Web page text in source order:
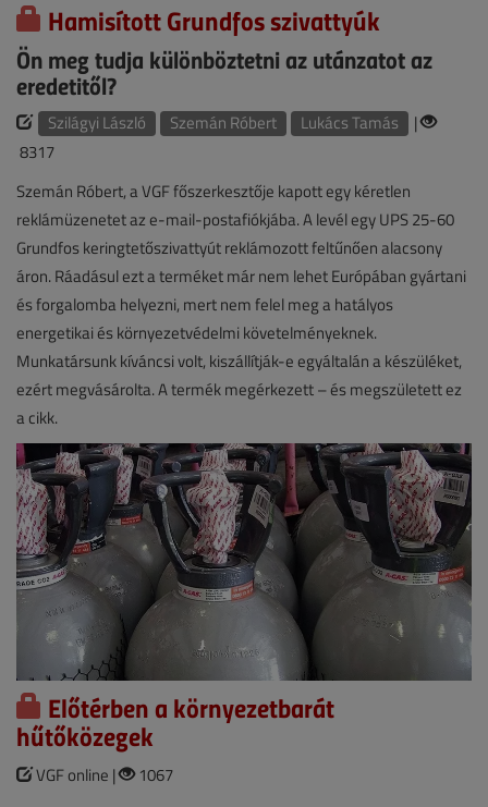
Hamisított Grundfos szivattyúk
Ön meg tudja különböztetni az utánzatot az
eredetitől?
Szilágyi László Szemán Róbert Lukács Tamás
|
8317
Szemán Róbert, a VGF főszerkesztője kapott egy kéretlen
reklámüzenetet az e-mail-postafiókjába. A levél egy UPS 25-60
Grundfos keringtetőszivattyút reklámozott feltűnően alacsony
áron. Ráadásul ezt a terméket már nem lehet Európában gyártani
és forgalomba helyezni, mert nem felel meg a hatályos
energetikai és környezetvédelmi követelményeknek.
Munkatársunk kíváncsi volt, kiszállítják-e egyáltalán a készüléket,
ezért megvásárolta. A termék megérkezett – és megszületett ez
a cikk.
Előtérben a környezetbarát
hűtőközegek
VGF online |
1067